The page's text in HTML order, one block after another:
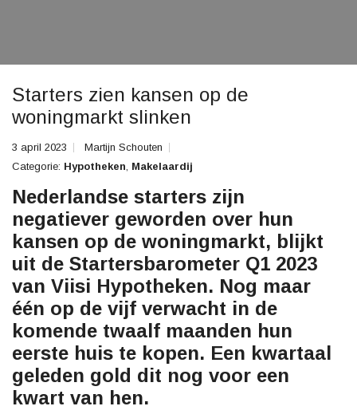
Starters zien kansen op de
woningmarkt slinken
3 april 2023
Martijn Schouten
Categorie: Hypotheken, Makelaardij
Nederlandse starters zijn
negatiever geworden over hun
kansen op de woningmarkt, blijkt
uit de Startersbarometer Q1 2023
van Viisi Hypotheken. Nog maar
één op de vijf verwacht in de
komende twaalf maanden hun
eerste huis te kopen. Een kwartaal
geleden gold dit nog voor een
kwart van hen.